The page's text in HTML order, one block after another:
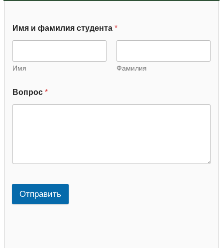
Имя и фамилия студента *
Имя Фамилия
Вопрос *
Отправить